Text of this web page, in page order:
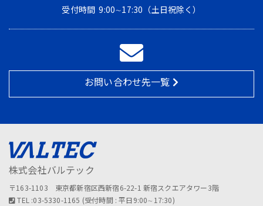
受付時間 9:00∼17:30（土日祝除く）
お問い合わせ先一覧
株式会社バルテック
〒163-1103 東京都新宿区西新宿6-22-1 新宿スクエアタワー3階
TEL :03-5330-1165 (受付時間 : 平日9:00∼17:30)